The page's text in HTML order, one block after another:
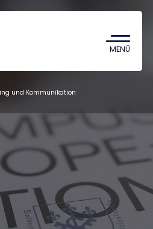
MENÜ
und weitere
und Kommunikation